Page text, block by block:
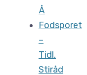
Å
Fodsporet
–
Tidl.
Stiråd